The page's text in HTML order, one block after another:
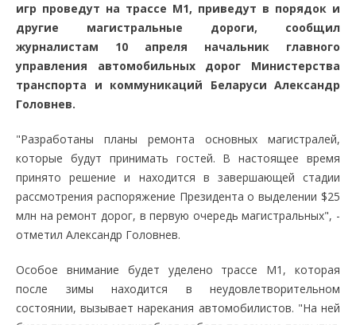
игр проведут на трассе М1, приведут в порядок и
другие магистральные дороги, сообщил
журналистам 10 апреля начальник главного
управления автомобильных дорог Министерства
транспорта и коммуникаций Беларуси Александр
Головнев.
"Разработаны планы ремонта основных магистралей,
которые будут принимать гостей. В настоящее время
принято решение и находится в завершающей стадии
рассмотрения распоряжение Президента о выделении $25
млн на ремонт дорог, в первую очередь магистральных", -
отметил Александр Головнев.
Особое внимание будет уделено трассе М1, которая
после зимы находится в неудовлетворительном
состоянии, вызывает нарекания автомобилистов. "На ней